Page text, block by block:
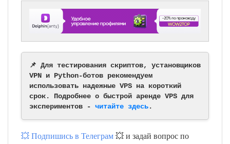
📌 Для тестирования скриптов, установщиков
VPN и Python-ботов рекомендуем
использовать надежные VPS на короткий
срок. Подробнее о быстрой аренде VPS для
экспериментов - читайте здесь.
💥 Подпишись в Телеграм💥 и задай вопрос по